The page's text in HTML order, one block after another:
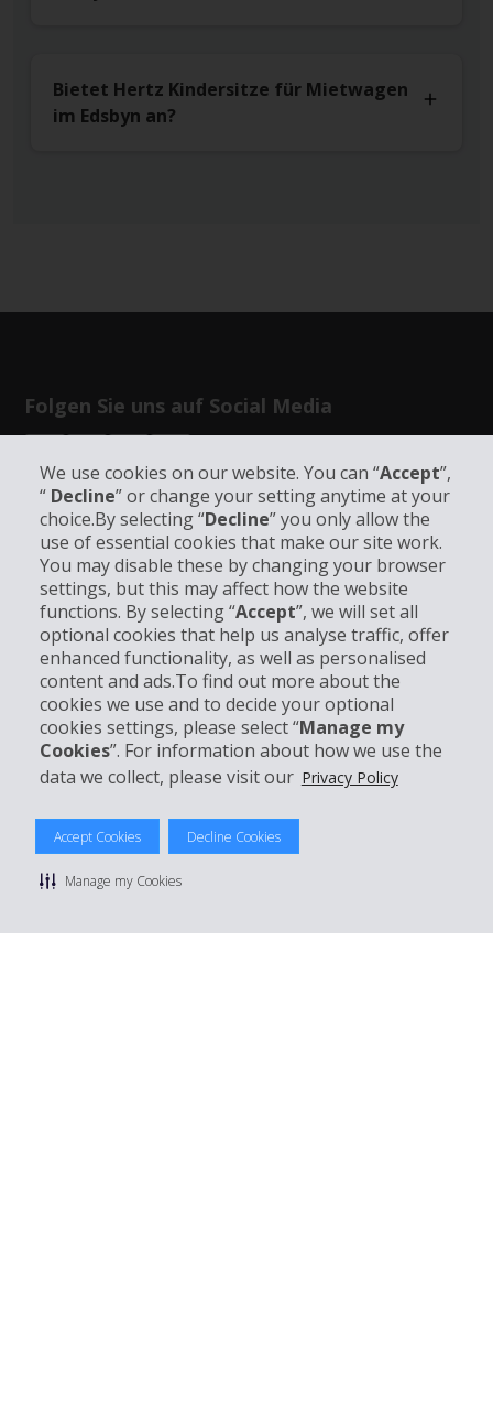
We use cookies on our website. You can “Accept”,
“ Decline” or change your setting anytime at your
choice.By selecting “Decline” you only allow the
use of essential cookies that make our site work.
You may disable these by changing your browser
settings, but this may affect how the website
functions. By selecting “Accept”, we will set all
optional cookies that help us analyse traffic, offer
enhanced functionality, as well as personalised
content and ads.To find out more about the
cookies we use and to decide your optional
cookies settings, please select “Manage my
Cookies”. For information about how we use the
data we collect, please visit our Privacy Policy
Accept Cookies Decline Cookies
Manage my Cookies
Bietet Hertz Kindersitze für Mietwagen
im Edsbyn an?
Folgen Sie uns auf Social Media
Unternehmensinformation
Partner
Kundenservice
Mieten bei Hertz
© 2026 The Hertz System, Inc.
Datenschutzrichtlinie
Sitemap Cookies verwalten